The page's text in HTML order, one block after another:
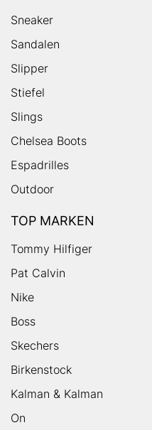
Sneaker
Sandalen
Slipper
Stiefel
Slings
Chelsea Boots
Espadrilles
Outdoor
TOP MARKEN
Tommy Hilfiger
Pat Calvin
Nike
Boss
Skechers
Birkenstock
Kalman & Kalman
On